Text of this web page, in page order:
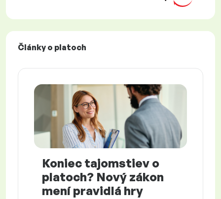
Články o platoch
Koniec tajomstiev o
platoch? Nový zákon
mení pravidlá hry